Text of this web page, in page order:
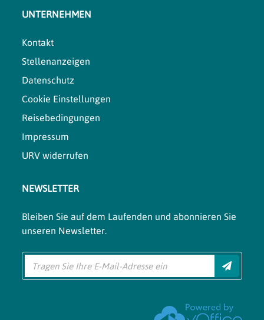
UNTERNEHMEN
Kontakt
Stellenanzeigen
Datenschutz
Cookie Einstellungen
Reisebedingungen
Impressum
URV widerrufen
NEWSLETTER
Bleiben Sie auf dem Laufenden und abonnieren Sie
unseren Newsletter.